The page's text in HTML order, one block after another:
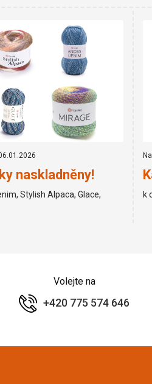
naskladněny!
Stylish Alpaca, Glace,
k
Volejte na
+420 775 574 646